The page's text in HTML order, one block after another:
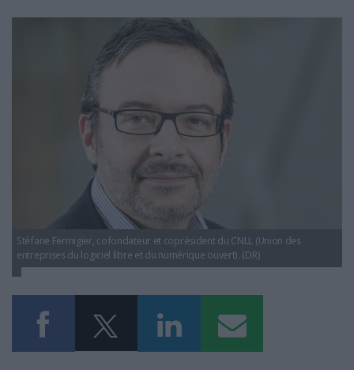
L'ANNUAIRE DES ACTEURS
LES LIVRES BLANCS
LES SUPPLÉMENTS
NOS OFFRES D'ABONNEMENTS
stephane-fermigier-entreprises-logiciels-libres.jpg
Stéfane Fermigier, cofondateur et coprésident du CNLL (Union des
entreprises du logiciel libre et du numérique ouvert). (DR)